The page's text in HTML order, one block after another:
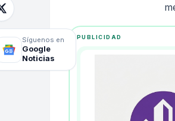
Síguenos en
Google
Noticias
PUBLICIDAD